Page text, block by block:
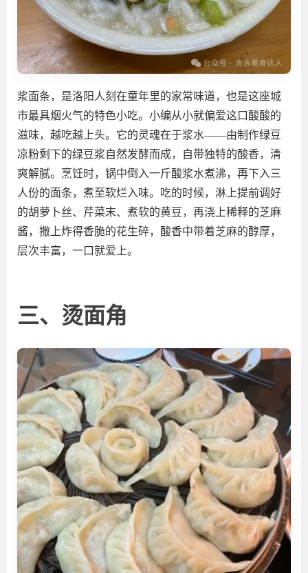
浆面条，是洛阳人刻在童年里的家常味道，也是这座城
市最具烟火气的特色小吃。小编从小就偏爱这口酸酸的
滋味，越吃越上头。它的灵魂在于浆水——由制作绿豆
凉粉剩下的绿豆浆自然发酵而成，自带独特的酸香，清
爽解腻。烹饪时，锅中倒入一斤酸浆水煮沸，再下入三
人份的面条，煮至软烂入味。吃的时候，淋上提前调好
的胡萝卜丝、芹菜末、煮软的黄豆，再浇上稀释的芝麻
酱，撒上炸得香脆的花生碎，酸香中带着芝麻的醇厚，
层次丰富，一口就爱上。
三、烫面角